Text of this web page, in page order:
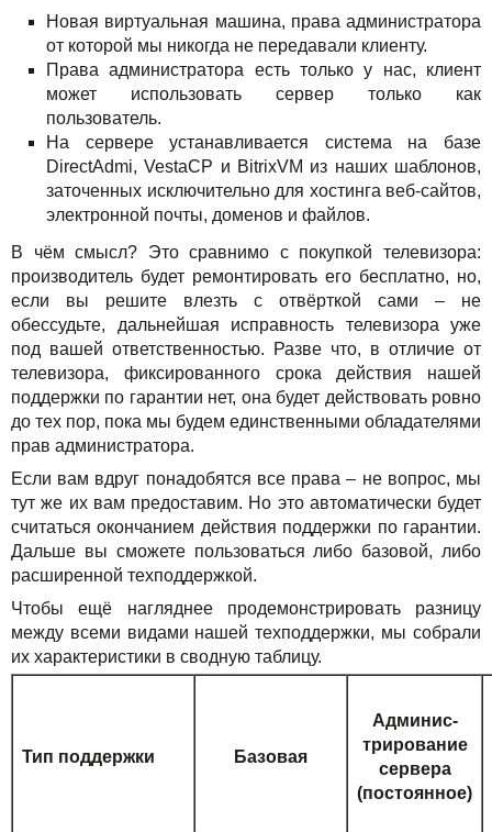
Новая виртуальная машина, права администратора
от которой мы никогда не передавали клиенту.
Права администратора есть только у нас, клиент
может использовать сервер только как
пользователь.
На сервере устанавливается система на базе
DirectAdmi, VestaCP и BitrixVM из наших шаблонов,
заточенных исключительно для хостинга веб-сайтов,
электронной почты, доменов и файлов.
В чём смысл? Это сравнимо с покупкой телевизора:
производитель будет ремонтировать его бесплатно, но,
если вы решите влезть с отвёрткой сами – не
обессудьте, дальнейшая исправность телевизора уже
под вашей ответственностью. Разве что, в отличие от
телевизора, фиксированного срока действия нашей
поддержки по гарантии нет, она будет действовать ровно
до тех пор, пока мы будем единственными обладателями
прав администратора.
Если вам вдруг понадобятся все права – не вопрос, мы
тут же их вам предоставим. Но это автоматически будет
считаться окончанием действия поддержки по гарантии.
Дальше вы сможете пользоваться либо базовой, либо
расширенной техподдержкой.
Чтобы ещё нагляднее продемонстрировать разницу
между всеми видами нашей техподдержки, мы собрали
их характеристики в сводную таблицу.
Тип поддержки Базовая
Админис­
три­ро­ва­ние
сер­ве­ра
(постоянное)